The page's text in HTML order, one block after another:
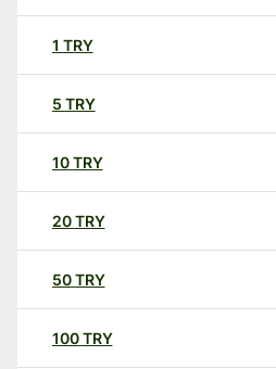
1 TRY
5 TRY
10TRY
20TRY
50TRY
100TRY